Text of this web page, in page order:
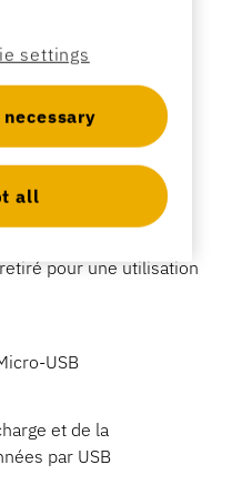
Moby/8500
pour une utilisation
USB
et de la
par USB
settings
all